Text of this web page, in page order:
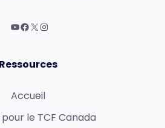
Ressources
Accueil
le TCF Canada